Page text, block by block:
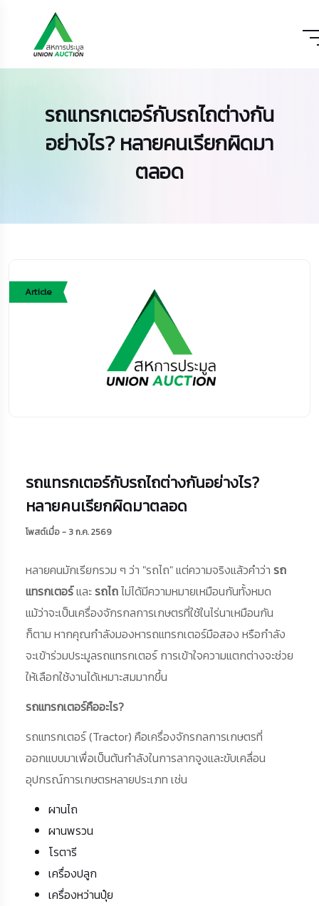
รถแทรกเตอร์กับรถไถต่างกัน
อย่างไร? หลายคนเรียกผิดมา
ตลอด
Article
รถแทรกเตอร์กับรถไถต่างกันอย่างไร?
หลายคนเรียกผิดมาตลอด
โพสต์เมื่อ - 3 ก.ค. 2569
หลายคนมักเรียกรวม ๆ ว่า "รถไถ" แต่ความจริงแล้วคำว่า รถ
แทรกเตอร์และรถไถไม่ได้มีความหมายเหมือนกันทั้งหมด
แม้ว่าจะเป็นเครื่องจักรกลการเกษตรที่ใช้ในไร่นาเหมือนกัน
ก็ตาม หากคุณกำลังมองหารถแทรกเตอร์มือสอง หรือกำลัง
จะเข้าร่วมประมูลรถแทรกเตอร์ การเข้าใจความแตกต่างจะช่วย
ให้เลือกใช้งานได้เหมาะสมมากขึ้น
รถแทรกเตอร์คืออะไร?
รถแทรกเตอร์ (Tractor) คือเครื่องจักรกลการเกษตรที่
ออกแบบมาเพื่อเป็นต้นกำลังในการลากจูงและขับเคลื่อน
อุปกรณ์การเกษตรหลายประเภท เช่น
ผานไถ
ผานพรวน
โรตารี
เครื่องปลูก
เครื่องหว่านปุ๋ย